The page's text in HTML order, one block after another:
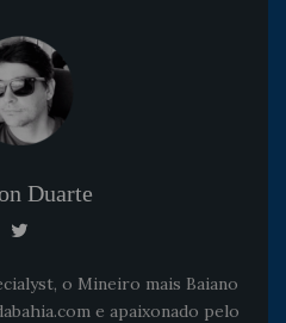
Duarte
o Mineiro mais Baiano
e apaixonado pelo